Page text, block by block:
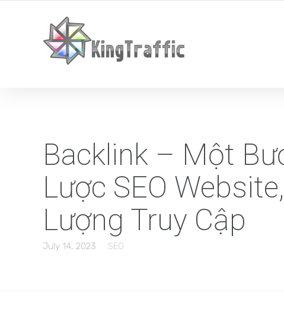
Backlink – Một
Lược SEO
Lượng Truy Cập
July 14, 2023 SEO